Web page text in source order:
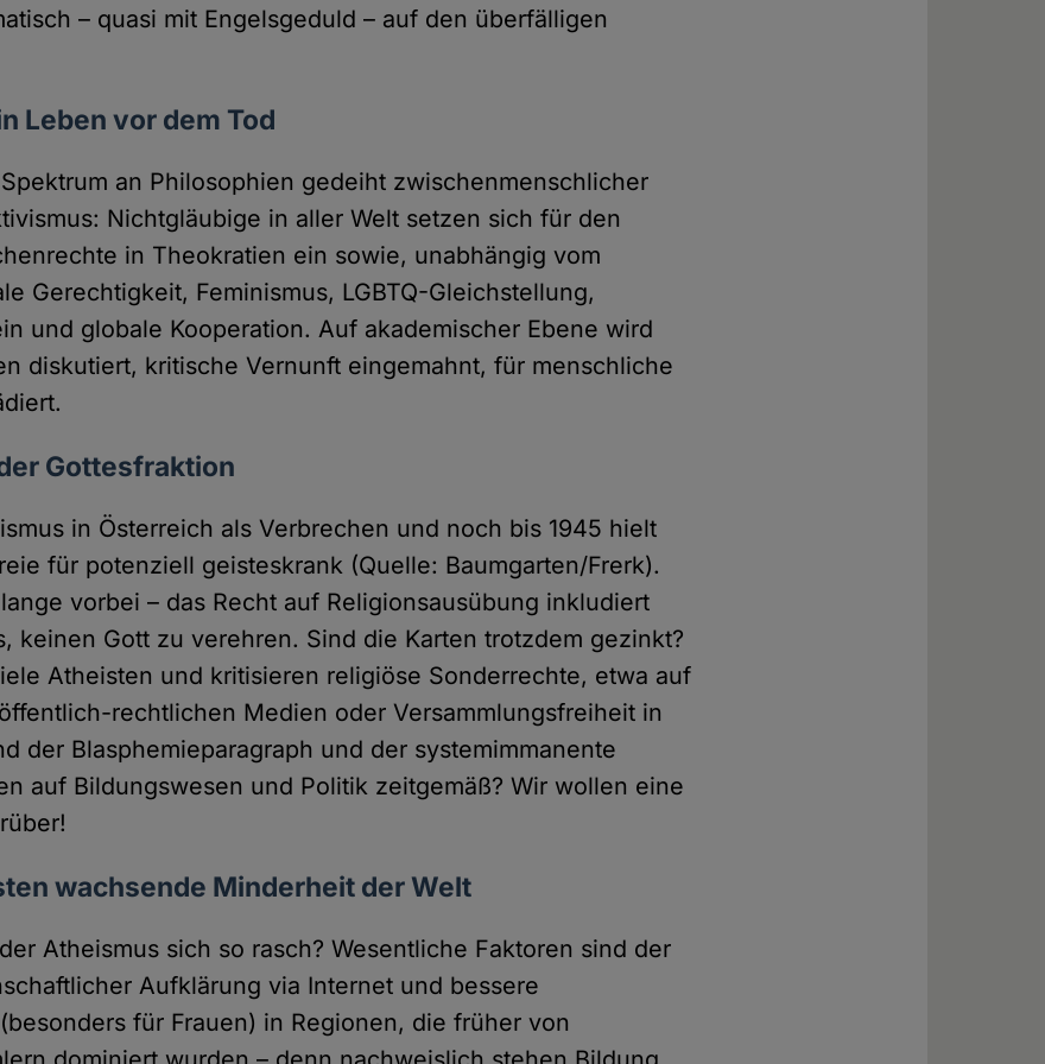
– quasi mit Engelsgeduld – auf den überfälligen
Leben vor dem Tod
an Philosophien gedeiht zwischenmenschlicher
Nichtgläubige in aller Welt setzen sich für den
in Theokratien ein sowie, unabhängig vom
Gerechtigkeit, Feminismus, LGBTQ-Gleichstellung,
und globale Kooperation. Auf akademischer Ebene wird
diskutiert, kritische Vernunft eingemahnt, für menschliche
Gottesfraktion
in Österreich als Verbrechen und noch bis 1945 hielt
für potenziell geisteskrank (Quelle: Baumgarten/Frerk).
vorbei – das Recht auf Religionsausübung inkludiert
keinen Gott zu verehren. Sind die Karten trotzdem gezinkt?
Atheisten und kritisieren religiöse Sonderrechte, etwa auf
rechtlichen Medien oder Versammlungsfreiheit in
der Blasphemieparagraph und der systemimmanente
auf Bildungswesen und Politik zeitgemäß? Wir wollen eine
wachsende Minderheit der Welt
Atheismus sich so rasch? Wesentliche Faktoren sind der
Aufklärung via Internet und bessere
für Frauen) in Regionen, die früher von